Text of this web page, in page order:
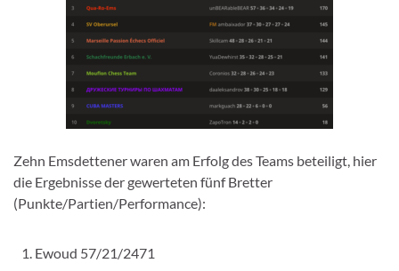
Zehn Emsdettener waren am Erfolg des Teams beteiligt, hier
die Ergebnisse der gewerteten fünf Bretter
(Punkte/Partien/Performance):
Ewoud 57/21/2471